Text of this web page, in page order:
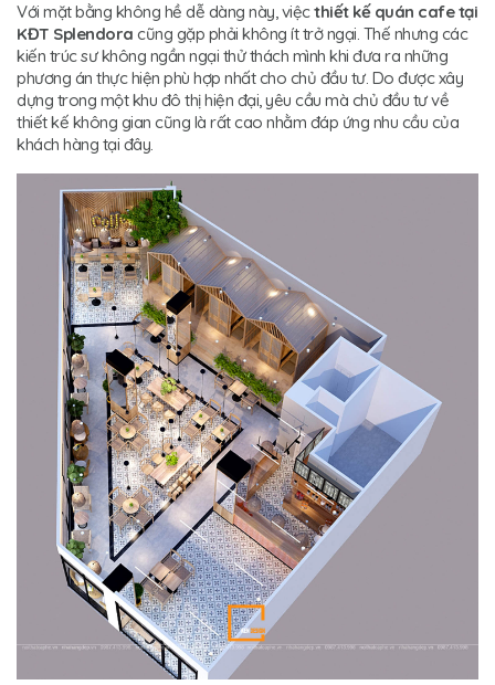
Với mặt bằng không hề dễ dàng này, việcthiết kế quán cafe tại
KĐT Splendora cũng gặp phải không ít trở ngại. Thế nhưng các
kiến trúc sư không ngần ngại thử thách mình khi đưa ra những
phương án thực hiện phù hợp nhất cho chủ đầu tư. Do được xây
dựng trong một khu đô thị hiện đại, yêu cầu mà chủ đầu tư về
thiết kế không gian cũng là rất cao nhằm đáp ứng nhu cầu của
khách hàng tại đây.